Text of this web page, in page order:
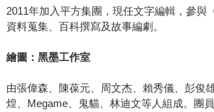
2011年加入平方集團，現任文字編輯，參與
資料蒐集、百科撰寫及故事編劇。
繪圖：黑墨工作室
由張偉森、陳葆元、周文杰、賴秀儀、彭俊
煌、Megame、鬼貓、林迪文等人組成。團